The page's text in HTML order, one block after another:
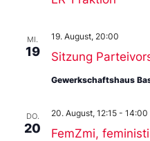
MI.
19 Sitzung
19. August, 20:00
Gewerkschaftshaus
DO.
20
FemZmi,
20. August, 12:15 - 14:00